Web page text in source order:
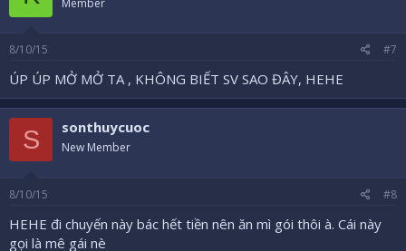
8/10/15 #7
ÚP ÚP MỞ MỞ TA , KHÔNG BIẾT SV SAO ĐÂY, HEHE
S sonthuycuoc
New Member
8/10/15 #8
HEHE đi chuyến này bác hết tiền nên ăn mì gói thôi à. Cái này
gọi là mê gái nè